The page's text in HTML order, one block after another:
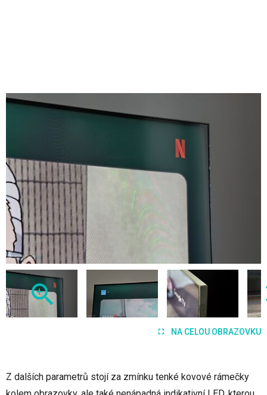
NA CELOU OBRAZOVKU
Z dalších parametrů stojí za zmínku tenké kovové rámečky